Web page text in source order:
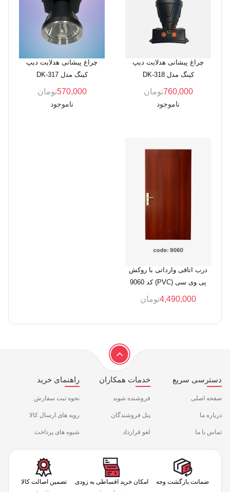
چراغ پیشانی هدلایت دیپ
کینگ مدل DK-318
760,000تومان
ناموجود
چراغ پیشانی هدلایت دیپ
کینگ مدل DK-317
570,000تومان
ناموجود
درب اتاقی وارداتی با روکش
پی وی سی (PVC) کد 9060
4,490,000تومان
دسترسی سریع
صفحه اصلی
درباره ما
تماس با ما
خدمات همکاران
فروشنده شوید
پنل فروشندگان
لغو قرارداد
راهنمای خرید
نحوه ثبت سفارش
رویه های ارسال کالا
شیوه های پرداخت
ضمانت بازگشت وجه امکان خرید اقساطی به زودی تضمین اصالت کالا